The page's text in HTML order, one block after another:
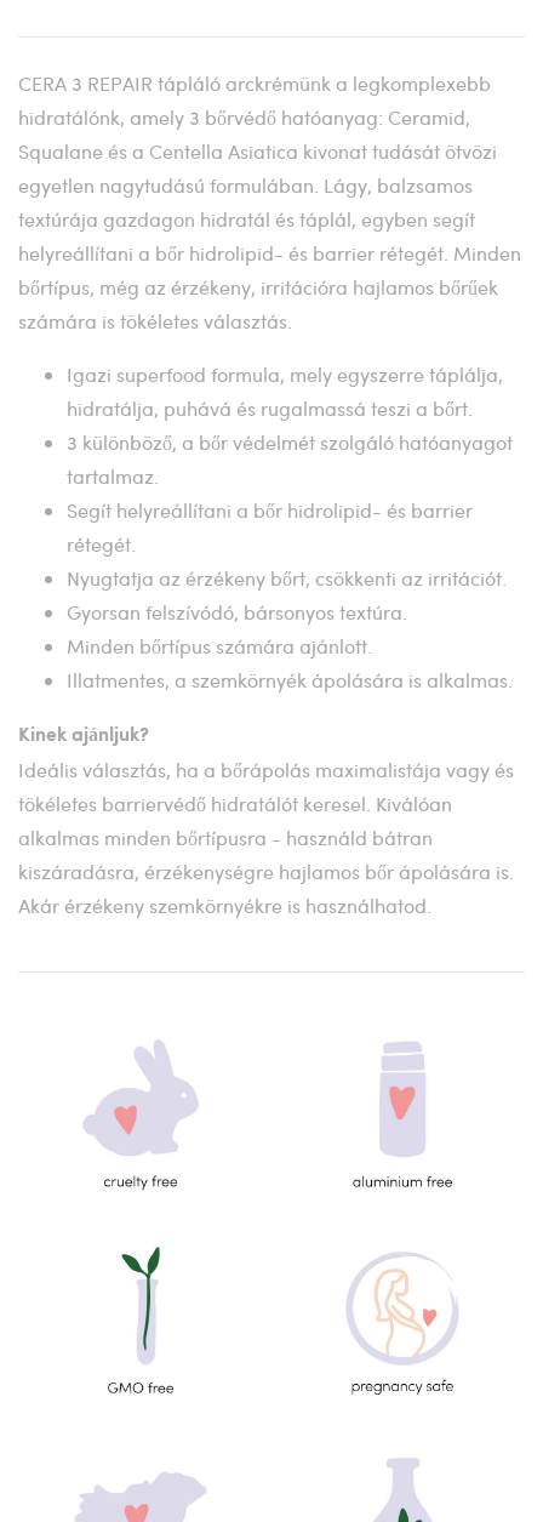
CERA 3 REPAIR tápláló arckrémünk a legkomplexebb
hidratálónk, amely 3 bőrvédő hatóanyag: Ceramid,
Squalane és a Centella Asiatica kivonat tudását ötvözi
egyetlen nagytudású formulában. Lágy, balzsamos
textúrája gazdagon hidratál és táplál, egyben segít
helyreállítani a bőr hidrolipid- és barrier rétegét. Minden
bőrtípus, még az érzékeny, irritációra hajlamos bőrűek
számára is tökéletes választás.
Igazi superfood formula, mely egyszerre táplálja,
hidratálja, puhává és rugalmassá teszi a bőrt.
3 különböző, a bőr védelmét szolgáló hatóanyagot
tartalmaz.
Segít helyreállítani a bőr hidrolipid- és barrier
rétegét.
Nyugtatja az érzékeny bőrt, csökkenti az irritációt.
Gyorsan felszívódó, bársonyos textúra.
Minden bőrtípus számára ajánlott.
Illatmentes, a szemkörnyék ápolására is alkalmas.
Kinek ajánljuk?
Ideális választás, ha a bőrápolás maximalistája vagy és
tökéletes barriervédő hidratálót keresel. Kiválóan
alkalmas minden bőrtípusra - használd bátran
kiszáradásra, érzékenységre hajlamos bőr ápolására is.
Akár érzékeny szemkörnyékre is használhatod.